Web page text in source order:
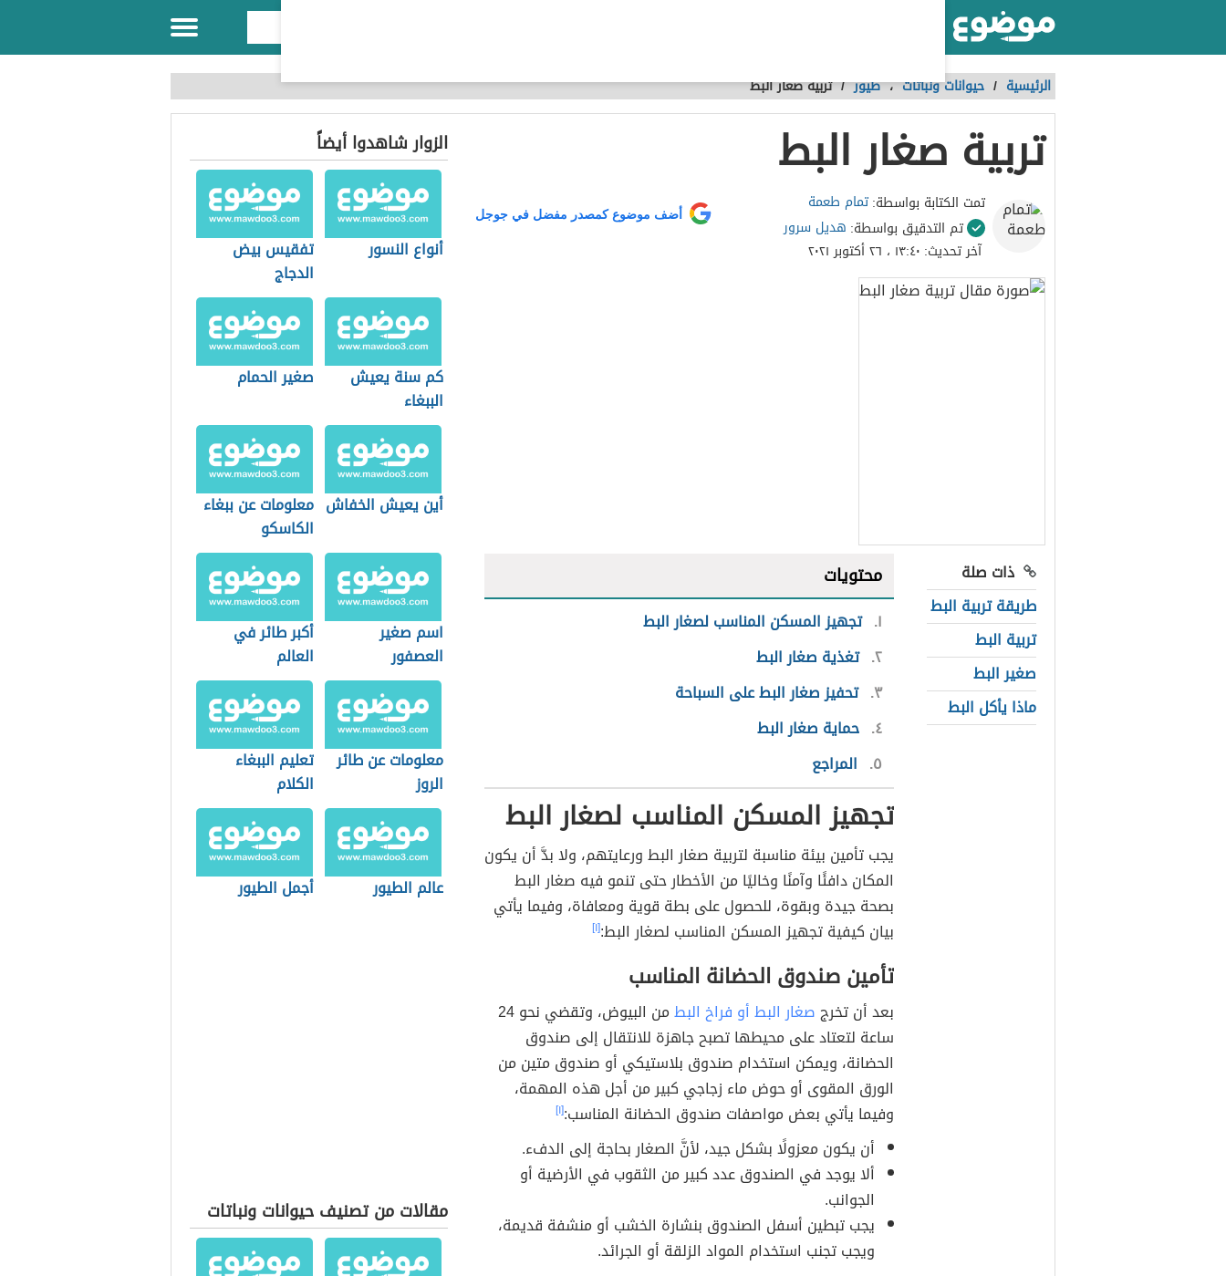
الرئيسية / حيوانات ونباتات،طيور /تربية صغار البط
تربية صغار البط
تمت الكتابة بواسطة:تمام طعمة
تم التدقيق بواسطة: هديل سرور
آخر تحديث: ١٣:٤٠ ، ٢٦ أكتوبر ٢٠٢١
أضف موضوع كمصدر مفضل في جوجل
ذات صلة
طريقة تربية البط
تربية البط
صغير البط
ماذا يأكل البط
محتويات
١ تجهيز المسكن المناسب لصغار البط
٢ تغذية صغار البط
٣ تحفيز صغار البط على السباحة
٤ حماية صغار البط
٥ المراجع
تجهيز المسكن المناسب لصغار البط
يجب تأمين بيئة مناسبة لتربية صغار البط ورعايتهم، ولا بدَّ أن يكون
المكان دافئًا وآمنًا وخاليًا من الأخطار حتى تنمو فيه صغار البط
بصحة جيدة وبقوة، للحصول على بطة قوية ومعافاة، وفيما يأتي
بيان كيفية تجهيز المسكن المناسب لصغار البط:[١]
تأمين صندوق الحضانة المناسب
بعد أن تخرجصغار البط أو فراخ البط
من البيوض، وتقضي نحو 24
ساعة لتعتاد على محيطها تصبح جاهزة للانتقال إلى صندوق
الحضانة، ويمكن استخدام صندوق بلاستيكي أو صندوق متين من
الورق المقوى أو حوض ماء زجاجي كبير من أجل هذه المهمة،
وفيما يأتي بعض مواصفات صندوق الحضانة المناسب:[١]
أن يكون معزولًا بشكل جيد، لأنَّ الصغار بحاجة إلى الدفء.
ألا يوجد في الصندوق عدد كبير من الثقوب في الأرضية أو
الجوانب.
يجب تبطين أسفل الصندوق بنشارة الخشب أو منشفة قديمة،
ويجب تجنب استخدام المواد الزلقة أو الجرائد.
الزوار شاهدوا أيضاً
أنواع النسور
تفقيس بيض
الدجاج
كم سنة يعيش
الببغاء
صغير الحمام
أين يعيش الخفاش معلومات عن ببغاء
الكاسكو
اسم صغير
العصفور
أكبر طائر في
العالم
معلومات عن طائر
الروز
تعليم الببغاء
الكلام
عالم الطيور أجمل الطيور
مقالات من تصنيف حيوانات ونباتات